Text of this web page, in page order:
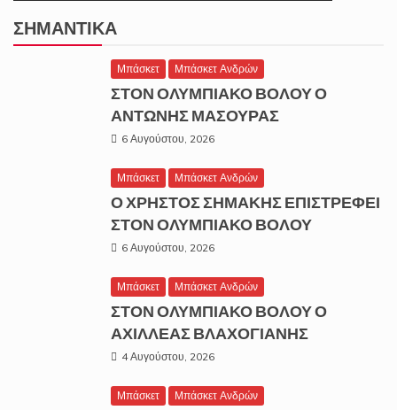
ΣΗΜΑΝΤΙΚΆ
Μπάσκετ Μπάσκετ Ανδρών
ΣΤΟΝ ΟΛΥΜΠΙΑΚΟ ΒΟΛΟΥ Ο
ΑΝΤΩΝΗΣ ΜΑΣΟΥΡΑΣ
6 Αυγούστου, 2026
Μπάσκετ Μπάσκετ Ανδρών
Ο ΧΡΗΣΤΟΣ ΣΗΜΑΚΗΣ ΕΠΙΣΤΡΕΦΕΙ
ΣΤΟΝ ΟΛΥΜΠΙΑΚΟ ΒΟΛΟΥ
6 Αυγούστου, 2026
Μπάσκετ Μπάσκετ Ανδρών
ΣΤΟΝ ΟΛΥΜΠΙΑΚΟ ΒΟΛΟΥ Ο
ΑΧΙΛΛΕΑΣ ΒΛΑΧΟΓΙΑΝΗΣ
4 Αυγούστου, 2026
Μπάσκετ Μπάσκετ Ανδρών